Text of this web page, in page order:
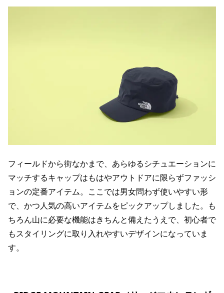
フィールドから街なかまで、あらゆるシチュエーションに
マッチするキャップはもはやアウトドアに限らずファッシ
ョンの定番アイテム。ここでは男女問わず使いやすい形
で、かつ人気の高いアイテムをピックアップしました。も
ちろん山に必要な機能はきちんと備えたうえで、初心者で
もスタイリングに取り入れやすいデザインになっていま
す。